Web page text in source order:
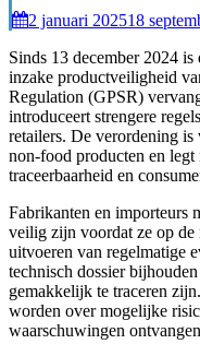
2 januari 202518
Sinds 13 december 2024
inzake productveiligheid
Regulation (GPSR)
introduceert strengere
retailers. De verordening is
non-food producten en
traceerbaarheid en
Fabrikanten en importeurs
veilig zijn voordat ze op
uitvoeren van regelmatige
technisch dossier
gemakkelijk te traceren
worden over mogelijke
waarschuwingen